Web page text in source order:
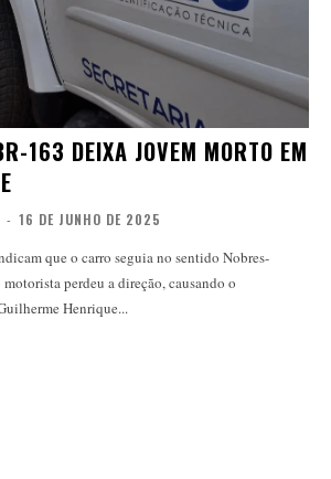
163 DEIXA JOVEM MORTO EM
- 16 DE JUNHO DE 2025
que o carro seguia no sentido Nobres-
perdeu a direção, causando o
Henrique...